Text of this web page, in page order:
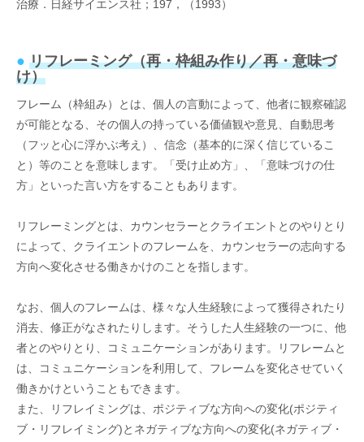
治療．日経サイエンス社；197，（1993）
● リフレーミング（再・枠組み作り／再・意味づ
け）
フレーム（枠組み）とは、個人の言動によって、他者に観察確認
が可能となる、その個人の持っている価値観や意見、自動思考
（フッと心に浮かぶ考え）、信念（基本的に深く信じているこ
と）等のことを意味します。「受け止め方」、「意味づけの仕
方」といった言い方をすることもあります。
リフレーミングとは、カウンセラーとクライエントとのやりとり
によって、クライエントのフレームを、カウンセラーの志向する
方向へ変化させる働きかけのことを指します。
なお、個人のフレームは、様々な人生経験によって獲得されたり
消去、修正がなされたりします。そうした人生経験の一つに、他
者とのやりとり、コミュニケーションがあります。リフレームと
は、コミュニケーションを利用して、フレームを変化させていく
働きかけということもできます。
また、リフレイミングは、ポジティブな方向への変化(ポジティ
ブ・リフレイミング)とネガティブな方向への変化(ネガティブ・